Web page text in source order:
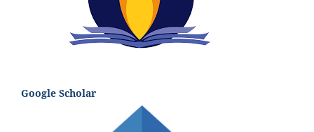
Google Scholar